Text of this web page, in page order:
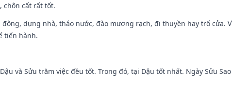
chôn cất rất tốt.
dựng nhà, tháo nước, đào mương rạch, đi thuyền hay trổ cửa.
tiến hành.
và Sửu trăm việc đều tốt. Trong đó, tại Dậu tốt nhất. Ngày Sửu